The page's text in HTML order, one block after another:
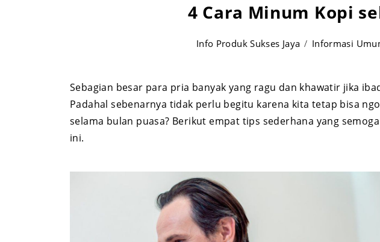
4 Cara Minum Kopi
Info Produk Sukses Jaya Informasi
Sebagian besar para pria banyak yang ragu dan khawatir jika
Padahal sebenarnya tidak perlu begitu karena kita tetap bisa
selama bulan puasa? Berikut empat tips sederhana yang
ini.